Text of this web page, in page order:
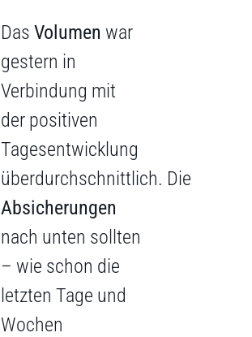
Das Volumen war
gestern in
Verbindung mit
der positiven
Tagesentwicklung
überdurchschnittlich. Die
Absicherungen
nach unten sollten
– wie schon die
letzten Tage und
Wochen